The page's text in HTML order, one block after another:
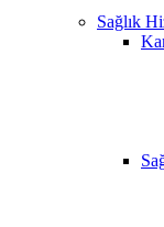
Sağlık